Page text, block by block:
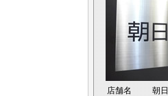
店舗名 朝